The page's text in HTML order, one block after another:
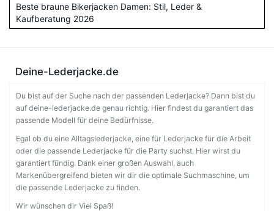
Beste braune Bikerjacken Damen: Stil, Leder &
Kaufberatung 2026
Deine-Lederjacke.de
Du bist auf der Suche nach der passenden Lederjacke? Dann bist du
auf deine-lederjacke.de genau richtig. Hier findest du garantiert das
passende Modell für deine Bedürfnisse.
Egal ob du eine Alltagslederjacke, eine für Lederjacke für die Arbeit
oder die passende Lederjacke für die Party suchst. Hier wirst du
garantiert fündig. Dank einer großen Auswahl, auch
Markenübergreifend bieten wir dir die optimale Suchmaschine, um
die passende Lederjacke zu finden.
Wir wünschen dir Viel Spaß!